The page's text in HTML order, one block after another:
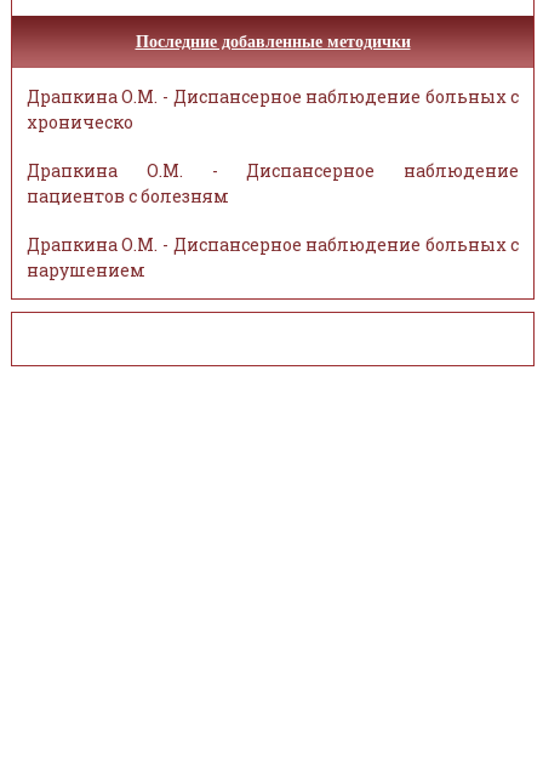
Последние добавленные методички
Драпкина О.М. - Диспансерное наблюдение больных с
хроническо
Драпкина О.М. - Диспансерное наблюдение
пациентов с болезням
Драпкина О.М. - Диспансерное наблюдение больных с
нарушением